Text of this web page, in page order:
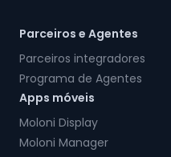
Parceiros e Agentes
Parceiros integradores
Programa de Agentes
Apps móveis
Moloni Display
Moloni Manager